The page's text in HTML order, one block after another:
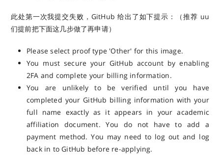
此处第一次我提交失败，GitHub 给出了如下提示：（推荐 uu
们提前把下面这几步做了再申请）
Please select proof type 'Other' for this image.
You must secure your GitHub account by enabling
2FA and complete your billing information.
You are unlikely to be verified until you have
completed your GitHub billing information with your
full name exactly as it appears in your academic
affiliation document. You do not have to add a
payment method. You may need to log out and log
back in to GitHub before re-applying.